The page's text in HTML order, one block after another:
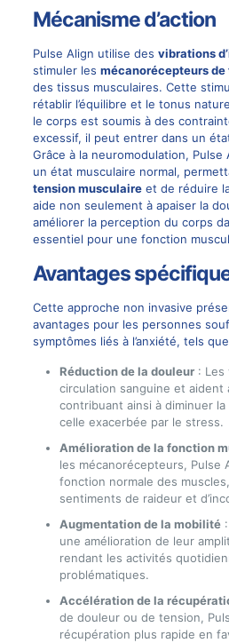
Mécanisme d’action
Pulse Align utilise des vibrations
stimuler les mécanorécepteurs de
des tissus musculaires. Cette
rétablir l’équilibre et le tonus
le corps est soumis à des
excessif, il peut entrer dans un
Grâce à la neuromodulation, Pulse
un état musculaire normal,
tension musculaireet de réduire
aide non seulement à apaiser la
améliorer la perception du corps
essentiel pour une fonction
Avantages
Cette approche non invasive
avantages pour les personnes
symptômes liés à l’anxiété, tels
Réduction de la douleur: Les
circulation sanguine et aident
contribuant ainsi à diminuer
celle exacerbée par le stress.
Amélioration de la fonction
les mécanorécepteurs, Pulse
fonction normale des
sentiments de raideur et
Augmentation de la mobilité:
une amélioration de leur
rendant les activités
problématiques.
Accélération de la
de douleur ou de tension,
récupération plus rapide en